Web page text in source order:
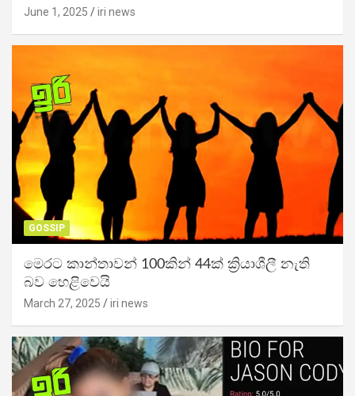
June 1, 2025 iri news
GOSSIP
මෙරට කාන්තාවන් 100කින් 44ක් ක්‍රියාශීලී නැති
බව හෙළිවෙයි
March 27, 2025 iri news